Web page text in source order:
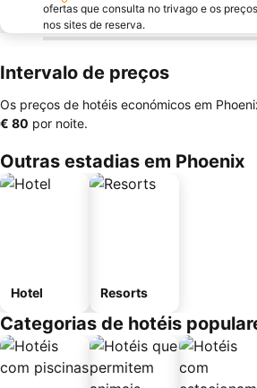
ofertas que consulta no trivago e os
nos sites de reserva.
Intervalo de preços
Os preços de hotéis económicos em
‎€ 80 por noite.
Outras estadias em Phoenix
Hotel Resorts
Categorias de hotéis